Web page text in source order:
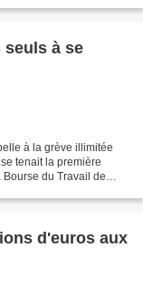
seuls à se
à la grève illimitée
tenait la première
du Travail de
d'euros aux